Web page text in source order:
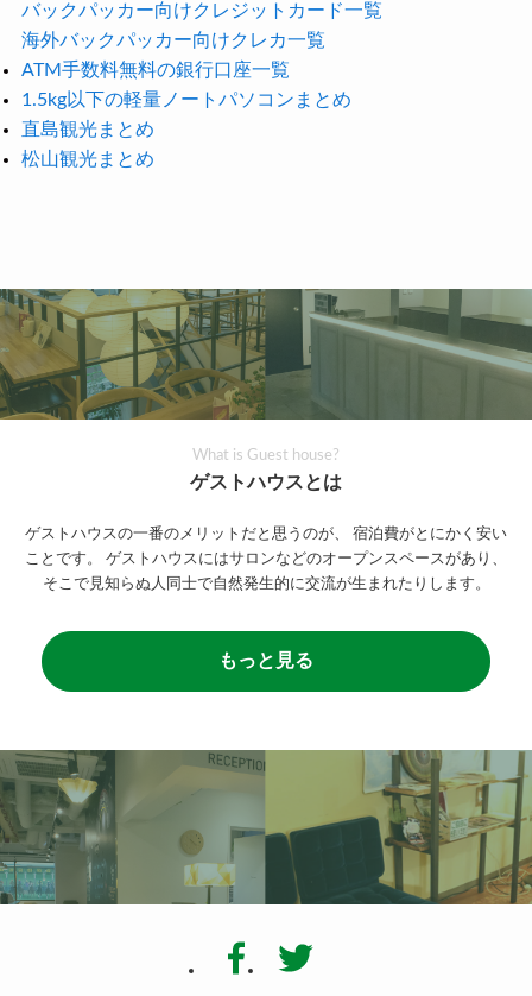
バックパッカー向けクレジットカード一覧
海外バックパッカー向けクレカ一覧
ATM手数料無料の銀行口座一覧
1.5kg以下の軽量ノートパソコンまとめ
直島観光まとめ
松山観光まとめ
What is Guest house?
ゲストハウスとは
ゲストハウスの一番のメリットだと思うのが、
宿泊費がとにかく安い
ことです。
ゲストハウスにはサロンなどのオープンスペースがあり、
そこで見知らぬ人同士で自然発生的に交流が生まれたりします。
もっと見る